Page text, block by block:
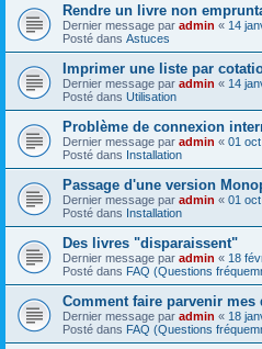
Rendre un livre non
Dernier message par admin « 14
Posté dans Astuces
Imprimer une liste par
Dernier message par admin « 14
Posté dans Utilisation
Problème de connexion
Dernier message par admin « 01
Posté dans Installation
Passage d'une version
Dernier message par admin « 01
Posté dans Installation
Des livres "disparaissent"
Dernier message par admin « 18
Posté dans FAQ (Questions
Comment faire parvenir mes
Dernier message par admin « 18
Posté dans FAQ (Questions